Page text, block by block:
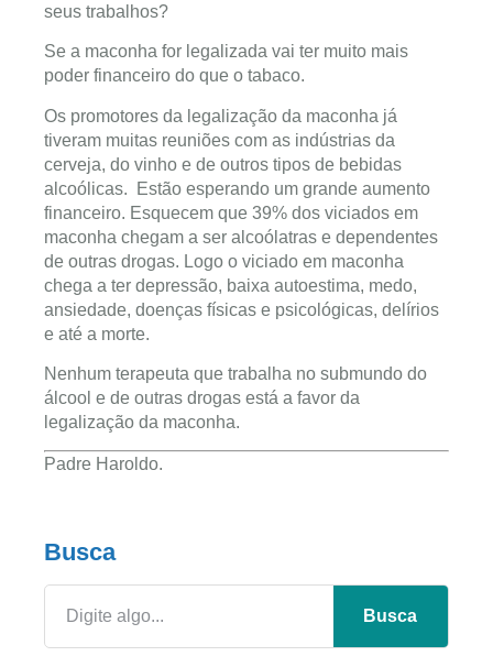
seus trabalhos?
Se a maconha for legalizada vai ter muito mais
poder financeiro do que o tabaco.
Os promotores da legalização da maconha já
tiveram muitas reuniões com as indústrias da
cerveja, do vinho e de outros tipos de bebidas
alcoólicas. Estão esperando um grande aumento
financeiro. Esquecem que 39% dos viciados em
maconha chegam a ser alcoólatras e dependentes
de outras drogas. Logo o viciado em maconha
chega a ter depressão, baixa autoestima, medo,
ansiedade, doenças físicas e psicológicas, delírios
e até a morte.
Nenhum terapeuta que trabalha no submundo do
álcool e de outras drogas está a favor da
legalização da maconha.
Padre Haroldo.
Busca
Busca